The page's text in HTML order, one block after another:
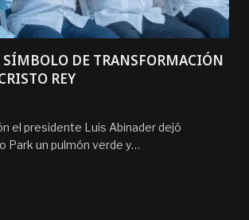
SÍMBOLO DE TRANSFORMACIÓN
REY
el presidente Luis Abinader dejó
Park un pulmón verde y…